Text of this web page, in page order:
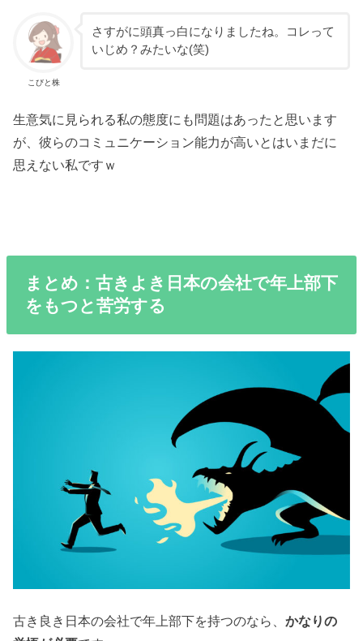
こびと株
さすがに頭真っ白になりましたね。コレって
いじめ？みたいな(笑)
生意気に見られる私の態度にも問題はあったと思います
が、彼らのコミュニケーション能力が高いとはいまだに
思えない私ですｗ
まとめ：古きよき日本の会社で年上部下
をもつと苦労する
古き良き日本の会社で年上部下を持つのなら、かなりの